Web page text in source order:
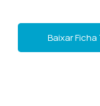
Baixar